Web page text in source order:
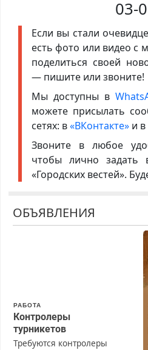
03-
Если вы стали
есть фото или видео с
поделиться своей
— пишите или звоните!
Мы доступны в
можете присылать
сетях: в«ВКонтакте»и в
Звоните в любое
чтобы лично задать
«Городских вестей».
ОБЪЯВЛЕНИЯ
РАБОТА
Контролеры
турникетов
Требуются контролеры